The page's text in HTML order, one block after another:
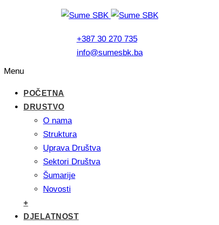
+387 30 270 735
info@sumesbk.ba
Menu
POČETNA
DRUSTVO
O nama
Struktura
Uprava Društva
Sektori Društva
Šumarije
Novosti
+
DJELATNOST